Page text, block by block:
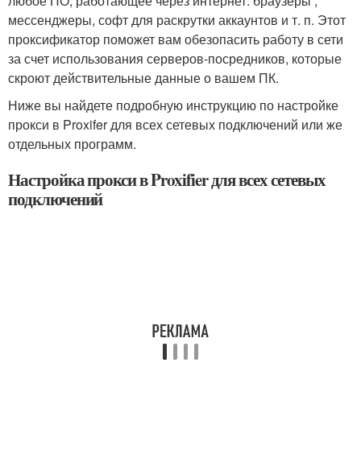
мессенджеры, софт для раскрутки аккаунтов и т. п. Этот
проксификатор поможет вам обезопасить работу в сети
за счет использования серверов-посредников, которые
скроют действительные данные о вашем ПК.
Ниже вы найдете подробную инструкцию по настройке
прокси в Proxifer для всех сетевых подключений или же
отдельных программ.
Настройка прокси в Proxifier для всех сетевых
подключений